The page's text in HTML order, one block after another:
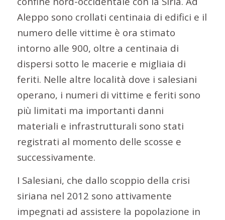
Aleppo sono crollati centinaia di edifici e il
numero delle vittime è ora stimato
intorno alle 900, oltre a centinaia di
dispersi sotto le macerie e migliaia di
feriti. Nelle altre località dove i salesiani
operano, i numeri di vittime e feriti sono
più limitati ma importanti danni
materiali e infrastrutturali sono stati
registrati al momento delle scosse e
successivamente.
I Salesiani, che dallo scoppio della crisi
siriana nel 2012 sono attivamente
impegnati ad assistere la popolazione in